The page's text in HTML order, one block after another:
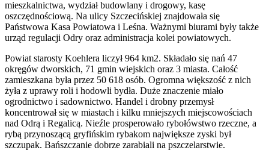
mieszkalnictwa, wydział budowlany i drogowy, kasę
oszczędnościową. Na ulicy Szczecińskiej znajdowała się
Państwowa Kasa Powiatowa i Leśna. Ważnymi biurami były także
urząd regulacji Odry oraz administracja kolei powiatowych.
Powiat starosty Koehlera liczył 964 km2. Składało się nań 47
okręgów dworskich, 71 gmin wiejskich oraz 3 miasta. Całość
zamieszkana była przez 50 618 osób. Ogromna większość z nich
żyła z uprawy roli i hodowli bydła. Duże znaczenie miało
ogrodnictwo i sadownictwo. Handel i drobny przemysł
koncentrował się w miastach i kilku mniejszych miejscowościach
nad Odrą i Regalicą. Nieźle prosperowało rybołówstwo rzeczne, a
rybą przynoszącą gryfińskim rybakom największe zyski był
szczupak. Bańszczanie dobrze zarabiali na pszczelarstwie.